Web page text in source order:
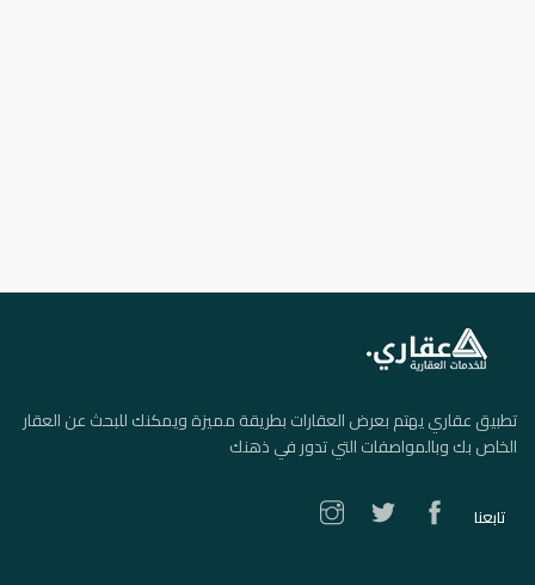
تطبيق عقاري يهتم بعرض العقارات بطريقة مميزة ويمكنك للبحث عن العقار
الخاص بك وبالمواصفات التي تدور في ذهنك
تابعنا